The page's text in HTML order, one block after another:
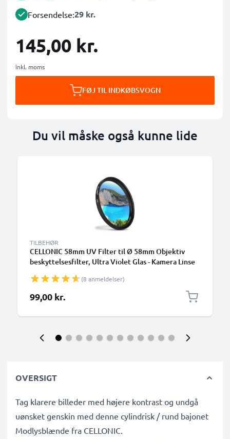
Forsendelse:29 kr.
145,00 kr.
inkl. moms
FØJ TIL INDKØBSVOGN
Du vil måske også kunne lide
TILBEHØR
CELLONIC 58mm UV Filter til Ø 58mm Objektiv
beskyttelsesfilter, Ultra Violet Glas - Kamera Linse
(8 anmeldelser)
99,00 kr.
OVERSIGT
Tag klarere billeder med højere kontrast og undgå
uønsket genskin med denne cylindrisk / rund bajonet
Modlysblænde fra CELLONIC.